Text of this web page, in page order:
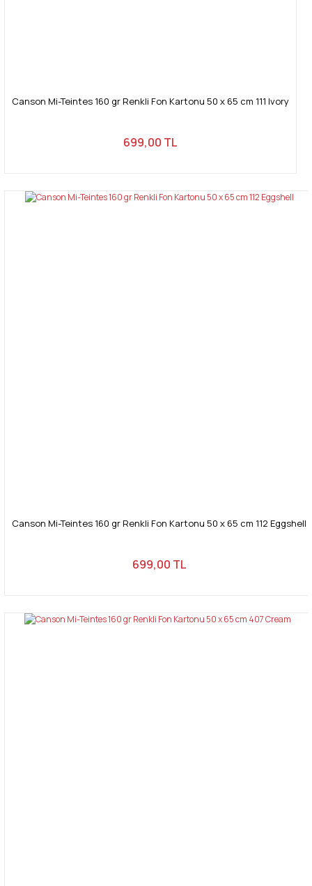
Canson Mi-Teintes 160 gr Renkli Fon Kartonu 50 x 65 cm 111 Ivory
699,00 TL
Canson Mi-Teintes 160 gr Renkli Fon Kartonu 50 x 65 cm 112 Eggshell
699,00 TL